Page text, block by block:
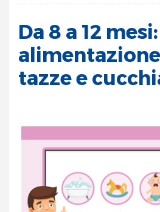
Da 8 a 12 mesi:
tazze e